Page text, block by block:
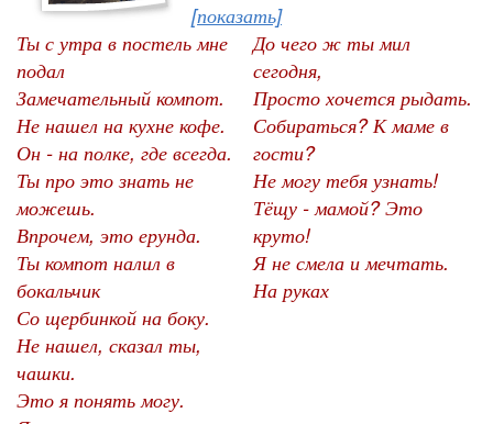
[показать]
Ты с утра в постель мне
подал
Замечательный компот.
Не нашел на кухне кофе.
Он - на полке, где всегда.
Ты про это знать не
можешь.
Впрочем, это ерунда.
Ты компот налил в
бокальчик
Со щербинкой на боку.
Не нашел, сказал ты,
чашки.
Это я понять могу.
До чего ж ты мил
сегодня,
Просто хочется рыдать.
Собираться? К маме в
гости?
Не могу тебя узнать!
Тёщу - мамой? Это
круто!
Я не смела и мечтать.
На руках